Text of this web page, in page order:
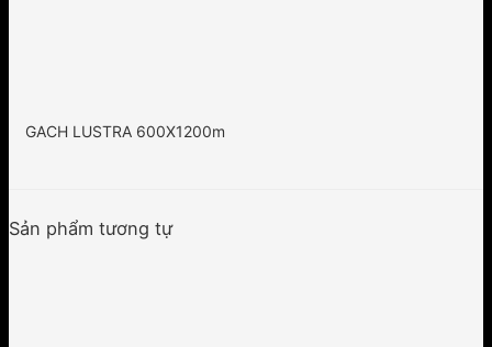
GACH LUSTRA 600X1200m
Sản phẩm tương tự